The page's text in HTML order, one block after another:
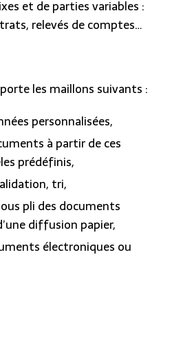
et de parties variables :
relevés de comptes…
les maillons suivants :
personnalisées,
à partir de ces
prédéfinis,
tri,
pli des documents
diffusion papier,
électroniques ou